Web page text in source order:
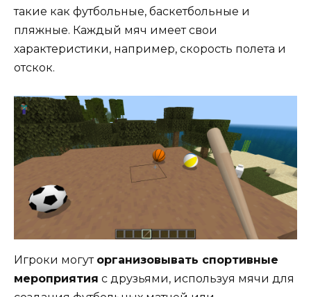
такие как футбольные, баскетбольные и
пляжные. Каждый мяч имеет свои
характеристики, например, скорость полета и
отскок.
Игроки могут организовывать спортивные
мероприятия с друзьями, используя мячи для